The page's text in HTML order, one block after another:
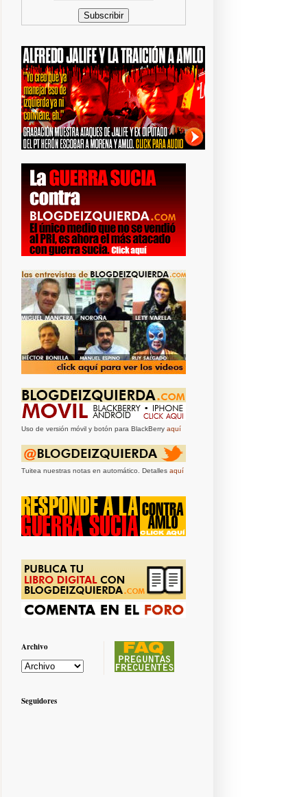
Uso de versión móvil y botón para BlackBerry aquí
Tuitea nuestras notas en automático. Detalles aquí
Archivo
Seguidores